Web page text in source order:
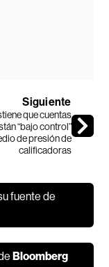
Siguiente
que cuentas
“bajo control”
de presión de
calificadoras
fuente de
Bloomberg